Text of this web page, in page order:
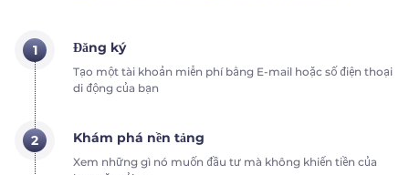
1 Đăng ký
Tạo một tài khoản miễn phí bằng E-mail hoặc số điện thoại
di động của bạn
2 Khám phá nền tảng
Xem những gì nó muốn đầu tư mà không khiến tiền của